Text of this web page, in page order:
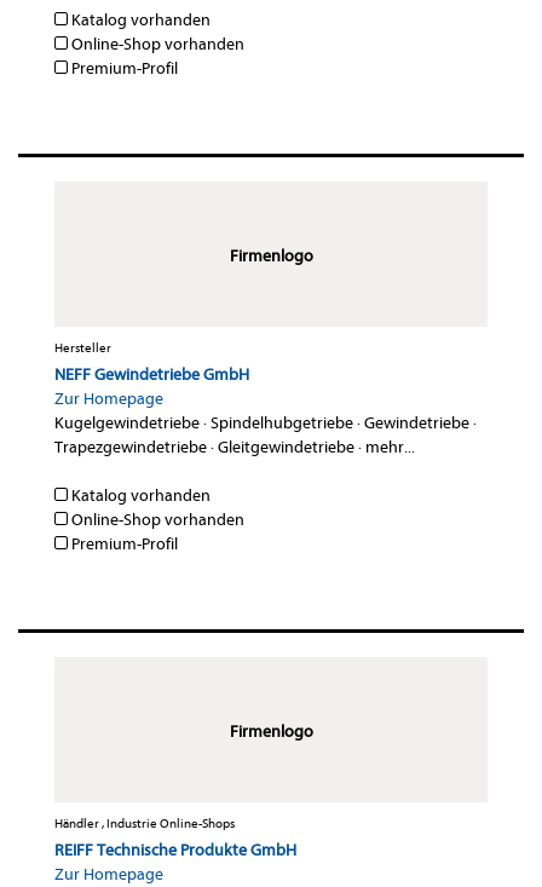
Katalog vorhanden
Online-Shop vorhanden
Premium-Profil
Firmenlogo
Hersteller
NEFF Gewindetriebe GmbH
Zur Homepage
Kugelgewindetriebe·Spindelhubgetriebe·Gewindetriebe·
Trapezgewindetriebe·Gleitgewindetriebe· mehr...
Katalog vorhanden
Online-Shop vorhanden
Premium-Profil
Firmenlogo
Händler , Industrie Online-Shops
REIFF Technische Produkte GmbH
Zur Homepage